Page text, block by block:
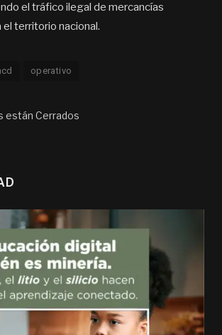
el tráfico ilegal de mercancías
territorio nacional.
operativo
están Cerrados